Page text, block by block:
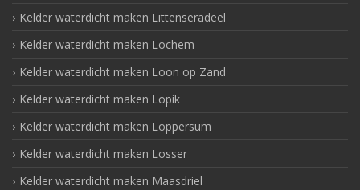
Kelder waterdicht maken Littenseradeel
Kelder waterdicht maken Lochem
Kelder waterdicht maken Loon op Zand
Kelder waterdicht maken Lopik
Kelder waterdicht maken Loppersum
Kelder waterdicht maken Losser
Kelder waterdicht maken Maasdriel